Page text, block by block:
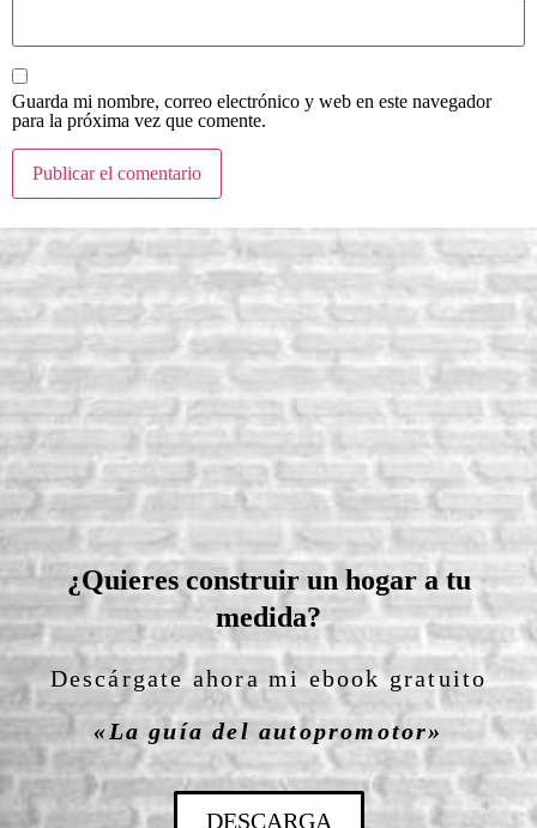
Guarda mi nombre, correo electrónico y web en este navegador
para la próxima vez que comente.
¿Quieres construir un hogar a tu
medida?
Descárgate ahora mi ebook gratuito
«La guía del autopromotor»
DESCARGA